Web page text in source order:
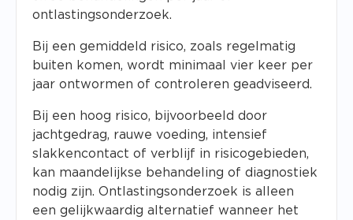
ontlastingsonderzoek.
Bij een gemiddeld risico, zoals regelmatig
buiten komen, wordt minimaal vier keer per
jaar ontwormen of controleren geadviseerd.
Bij een hoog risico, bijvoorbeeld door
jachtgedrag, rauwe voeding, intensief
slakkencontact of verblijf in risicogebieden,
kan maandelijkse behandeling of diagnostiek
nodig zijn. Ontlastingsonderzoek is alleen
een gelijkwaardig alternatief wanneer het